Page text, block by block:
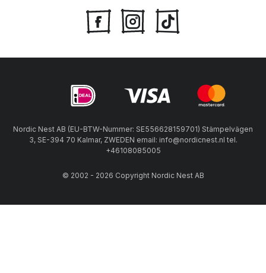
Nordic Nest AB (EU-BTW-Nummer: SE556628159701) Stämpelvägen
3, SE-394 70 Kalmar, ZWEDEN email: info@nordicnest.nl tel.
+46108085005
© 2002 - 2026 Copyright Nordic Nest AB